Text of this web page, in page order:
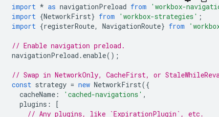
import * as navigationPreload from
'workbox-
import {NetworkFirst} from 'workbox-strategies' ;
import {registerRoute, NavigationRoute} from
// Enable navigation preload.
navigationPreload . enable();
// Swap in NetworkOnly, CacheFirst, or
const strategy = new NetworkFirst({
cacheName : 'cached-navigations' ,
plugins :
[
// Any plugins, like `ExpirationPlugin`, etc.